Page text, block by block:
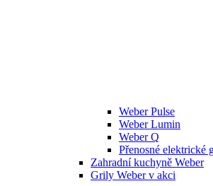
Weber Pulse
Weber Lumin
Weber Q
Přenosné elektrické
Zahradní kuchyně Weber
Grily Weber v akci